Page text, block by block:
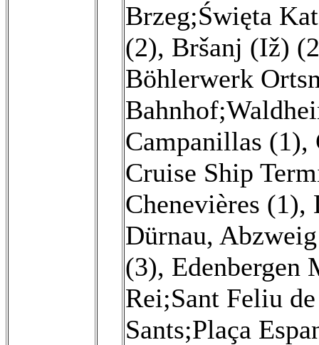
Brzeg;Święta
(2), Bršanj (Iž)
Böhlerwerk
Campanillas (1),
Cruise Ship
Chenevières (1),
Dürnau,
(3), Edenbergen
Rei;Sant Feliu
Sants;Plaça